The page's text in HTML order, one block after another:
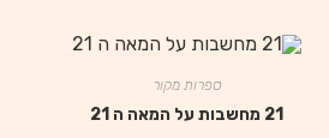
ספרות מקור
21 מחשבות על המאה ה 21